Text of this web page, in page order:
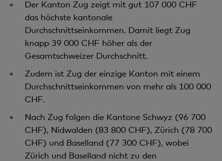
Der Kanton Zug zeigt mit gut 107 000 CHF
das höchste kantonale
Durchschnittseinkommen. Da­mit liegt Zug
knapp 39 000 CHF höher als der
Gesamtschweizer Durchschnitt.
Zudem ist Zug der einzige Kanton mit einem
Durchschnittseinkommen von mehr als 100 000
CHF.
Nach Zug folgen die Kantone Schwyz (96 700
CHF), Nidwalden (83 800 CHF), Zürich (78 700
CHF) und Baselland (77 300 CHF), wobei
Zürich und Baselland nicht zu den